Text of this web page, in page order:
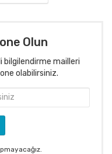
Olun
bilgilendirme mailleri
olabilirsiniz.